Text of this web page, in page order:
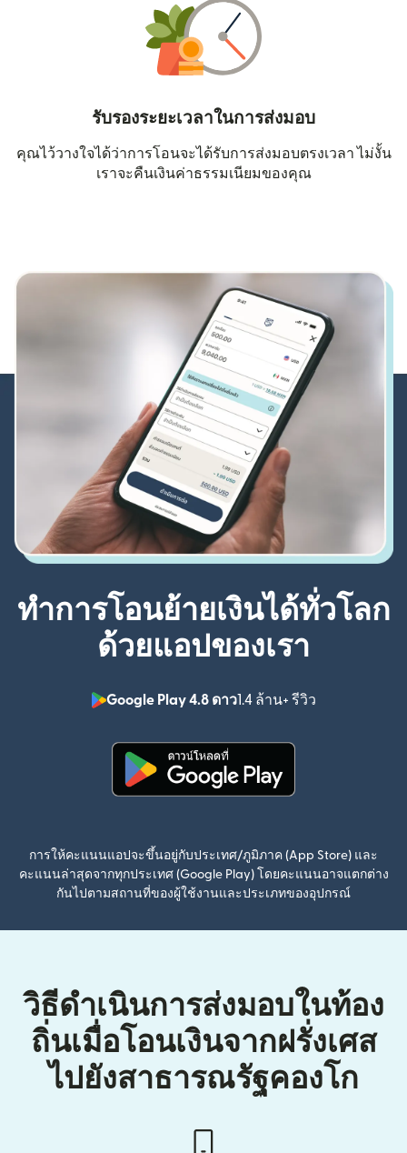
รับรองระยะเวลาในการส่งมอบ
คุณไว้วางใจได้ว่าการโอนจะได้รับการส่งมอบตรงเวลา ไม่งั้น
เราจะคืนเงินค่าธรรมเนียมของคุณ
ทำการโอนย้ายเงินได้ทั่วโลก
ด้วยแอปของเรา
Google Play 4.8 ดาว1.4 ล้าน+ รีวิว
(เปิดในหน้าต่
การให้คะแนนแอปจะขึ้นอยู่กับประเทศ/ภูมิภาค (App Store) และ
คะแนนล่าสุดจากทุกประเทศ (Google Play) โดยคะแนนอาจแตกต่าง
กันไปตามสถานที่ของผู้ใช้งานและประเภทของอุปกรณ์
วิธีดำเนินการส่งมอบในท้อง
ถิ่นเมื่อโอนเงินจากฝรั่งเศส
ไปยังสาธารณรัฐคองโก